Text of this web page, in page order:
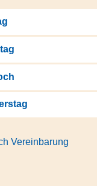
Vereinbarung